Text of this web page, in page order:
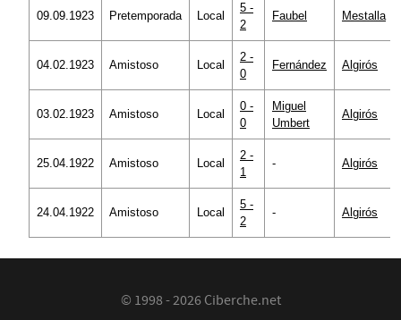
09.09.1923 Pretemporada Local
5 -
2
Faubel Mestalla
04.02.1923 Amistoso Local
2 -
0
Fernández Algirós
03.02.1923 Amistoso Local
0 -
0
Miguel
Umbert
Algirós
25.04.1922 Amistoso Local
2 -
1
- Algirós
24.04.1922 Amistoso Local
5 -
2
- Algirós
© 1998 - 2026 Ciberche.net